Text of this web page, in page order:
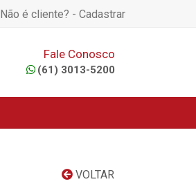
Não é cliente? - Cadastrar
Fale Conosco
(61) 3013-5200
VOLTAR